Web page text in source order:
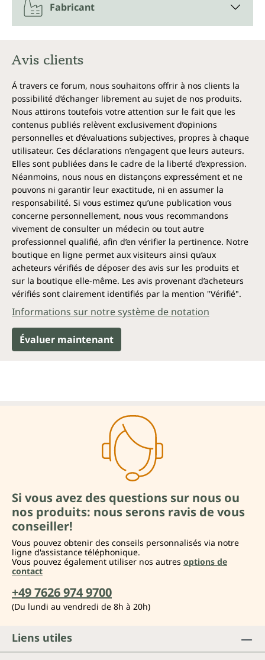
Fabricant
Avis clients
Á travers ce forum, nous souhaitons offrir à nos clients la
possibilité d’échanger librement au sujet de nos produits.
Nous attirons toutefois votre attention sur le fait que les
contenus publiés relèvent exclusivement d’opinions
personnelles et d’évaluations subjectives, propres à chaque
utilisateur. Ces déclarations n’engagent que leurs auteurs.
Elles sont publiées dans le cadre de la liberté d’expression.
Néanmoins, nous nous en distançons expressément et ne
pouvons ni garantir leur exactitude, ni en assumer la
responsabilité. Si vous estimez qu’une publication vous
concerne personnellement, nous vous recommandons
vivement de consulter un médecin ou tout autre
professionnel qualifié, afin d’en vérifier la pertinence. Notre
boutique en ligne permet aux visiteurs ainsi qu’aux
acheteurs vérifiés de déposer des avis sur les produits et
sur la boutique elle-même. Les avis provenant d’acheteurs
vérifiés sont clairement identifiés par la mention "Vérifié".
Informations sur notre système de notation
Évaluer maintenant
Si vous avez des questions sur nous ou
nos produits: nous serons ravis de vous
conseiller!
Vous pouvez obtenir des conseils personnalisés via notre
ligne d'assistance téléphonique.
Vous pouvez également utiliser nos autres options de
contact
+49 7626 974 9700
(Du lundi au vendredi de 8h à 20h)
Liens utiles